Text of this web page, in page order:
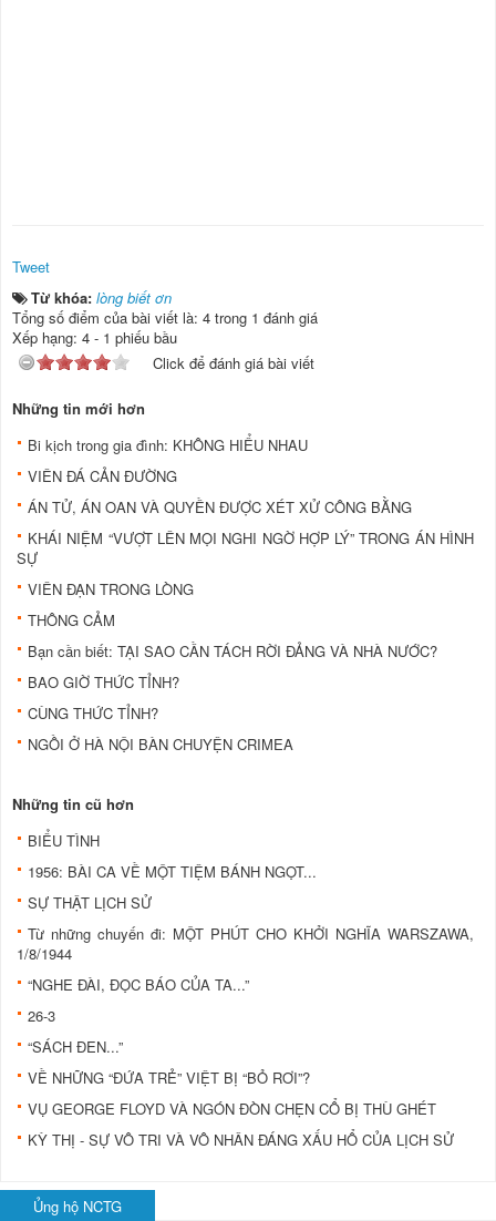
Tweet
Từ khóa: lòng biết ơn
Tổng số điểm của bài viết là: 4 trong 1 đánh giá
Xếp hạng: 4 - 1 phiếu bầu
Click để đánh giá bài viết
Những tin mới hơn
Bi kịch trong gia đình: KHÔNG HIỂU NHAU
VIÊN ĐÁ CẢN ĐƯỜNG
ÁN TỬ, ÁN OAN VÀ QUYỀN ĐƯỢC XÉT XỬ CÔNG BẰNG
KHÁI NIỆM “VƯỢT LÊN MỌI NGHI NGỜ HỢP LÝ” TRONG ÁN HÌNH
SỰ
VIÊN ĐẠN TRONG LÒNG
THÔNG CẢM
Bạn cần biết: TẠI SAO CẦN TÁCH RỜI ĐẢNG VÀ NHÀ NƯỚC?
BAO GIỜ THỨC TỈNH?
CÙNG THỨC TỈNH?
NGỒI Ở HÀ NỘI BÀN CHUYỆN CRIMEA
Những tin cũ hơn
BIỂU TÌNH
1956: BÀI CA VỀ MỘT TIỆM BÁNH NGỌT...
SỰ THẬT LỊCH SỬ
Từ những chuyến đi: MỘT PHÚT CHO KHỞI NGHĨA WARSZAWA,
1/8/1944
“NGHE ĐÀI, ĐỌC BÁO CỦA TA...”
26-3
“SÁCH ĐEN...”
VỀ NHỮNG “ĐỨA TRẺ” VIỆT BỊ “BỎ RƠI”?
VỤ GEORGE FLOYD VÀ NGÓN ĐÒN CHẸN CỔ BỊ THÙ GHÉT
KỲ THỊ - SỰ VÔ TRI VÀ VÔ NHÂN ĐÁNG XẤU HỔ CỦA LỊCH SỬ
Ủng hộ NCTG